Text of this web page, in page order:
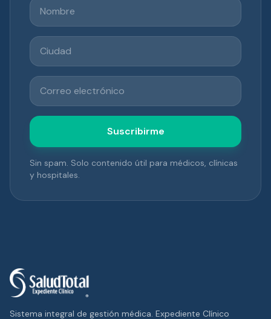
Nombre
Ciudad
Correo electrónico
Suscribirme
Sin spam. Solo contenido útil para médicos, clínicas
y hospitales.
Sistema integral de gestión médica. Expediente Clínico